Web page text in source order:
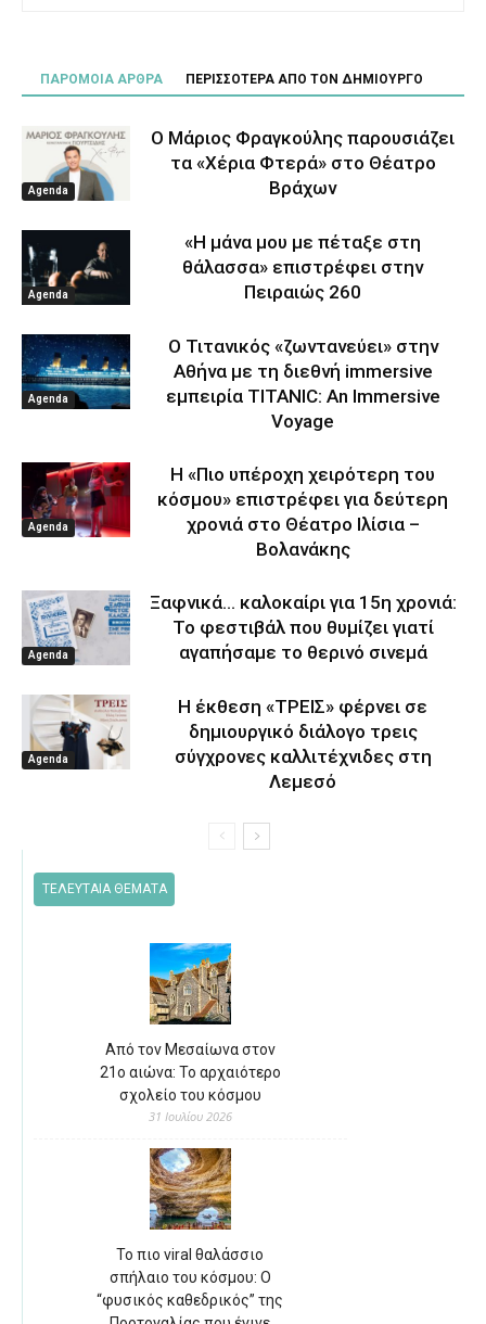
ΠΑΡΟΜΟΙΑ ΑΡΘΡΑ ΠΕΡΙΣΣΟΤΕΡΑ ΑΠΟ ΤΟΝ ΔΗΜΙΟΥΡΓΟ
Agenda
Ο Μάριος Φραγκούλης παρουσιάζει
τα «Χέρια Φτερά» στο Θέατρο
Βράχων
Agenda
«Η μάνα μου με πέταξε στη
θάλασσα» επιστρέφει στην
Πειραιώς 260
Agenda
Ο Τιτανικός «ζωντανεύει» στην
Αθήνα με τη διεθνή immersive
εμπειρία TITANIC: An Immersive
Voyage
Agenda
Η «Πιο υπέροχη χειρότερη του
κόσμου» επιστρέφει για δεύτερη
χρονιά στο Θέατρο Ιλίσια –
Βολανάκης
Agenda
Ξαφνικά… καλοκαίρι για 15η χρονιά:
Το φεστιβάλ που θυμίζει γιατί
αγαπήσαμε το θερινό σινεμά
Agenda
Η έκθεση «ΤΡΕΙΣ» φέρνει σε
δημιουργικό διάλογο τρεις
σύγχρονες καλλιτέχνιδες στη
Λεμεσό
ΤΕΛΕΥΤΑΙΑ ΘΕΜΑΤΑ
Από τον Μεσαίωνα στον
21ο αιώνα: Το αρχαιότερο
σχολείο του κόσμου
31 Ιουλίου 2026
Το πιο viral θαλάσσιο
σπήλαιο του κόσμου: Ο
“φυσικός καθεδρικός” της